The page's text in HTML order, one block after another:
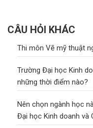
CÂU HỎI KHÁC
Thi môn Vẽ mỹ thuật
Trường Đại học Kinh
những thời điểm nào?
Nên chọn ngành học
Đại học Kinh doanh và